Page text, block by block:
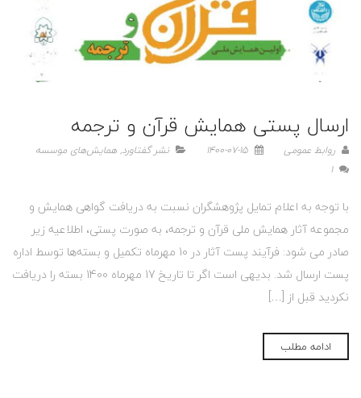
ارسال پستی همایش قرآن و ترجمه
روابط عمومی نشر گفتاورد,همایش‌های موسسه
1
با توجه به اعلام تمایل پژوهشگران نسبت به دریافت گواهی همایش و
مجموعه آثار همایش ملی قرآن و ترجمه، به صورت پستی، اطلاعیه زیر
صادر می شود: فرآیند پست آثار در 10 مهرماه تکمیل و بسته‌ها توسط اداره
پست ارسال شد. بدیهی است اگر تا تاریخ 17 مهرماه 1400 بسته را دریافت
نکردید قبل از […]
ادامه مطلب